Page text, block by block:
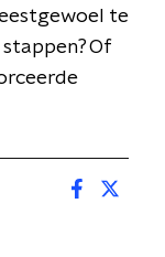
te
Of